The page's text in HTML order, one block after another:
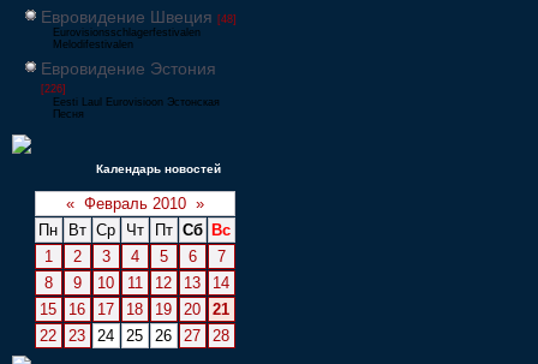
Евровидение Швеция [48]
Eurovisionsschlagerfestivalen
Melodifestivalen
Евровидение Эстония
[226]
Eesti Laul Eurovisioon Эстонская
Песня
Календарь новостей
« Февраль 2010 »
Пн
Вт Ср Чт Пт Сб
Вс
1
2 3 4 5 6
7
8
9 10 11 12 13
14
15
16 17 18 19 20
21
22
23 24 25 26 27 28